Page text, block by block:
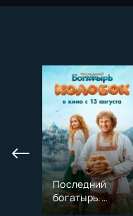
Последний
богатырь.
Колобок (2026)